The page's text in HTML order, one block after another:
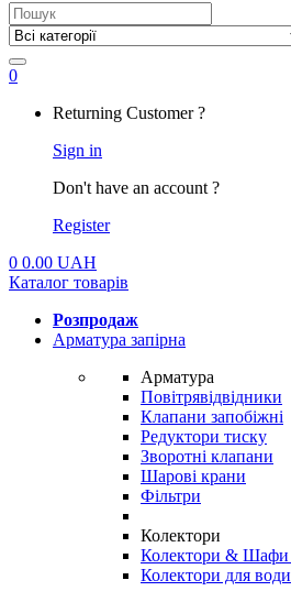
Search
for:
0
Returning Customer ?
Sign in
Don't have an account ?
Register
0 0.00 UAH
Каталог товарів
Розпродаж
Арматура запірна
Арматура
Повітрявідвідники
Клапани запобіжні
Редуктори тиску
Зворотні клапани
Шарові крани
Фільтри
Колектори
Колектори & Шафи
Колектори для води